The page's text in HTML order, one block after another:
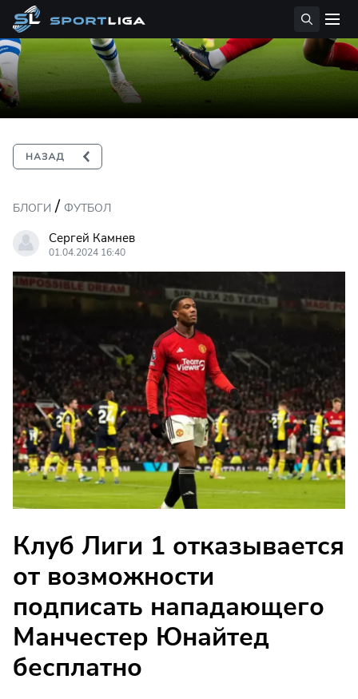
БЛОГИ / ФУТБОЛ
Сергей Камнев
01.04.2024 16:40
Клуб Лиги 1 отказывается
от возможности
подписать нападающего
Манчестер Юнайтед
бесплатно